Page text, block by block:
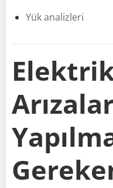
Yük analizleri